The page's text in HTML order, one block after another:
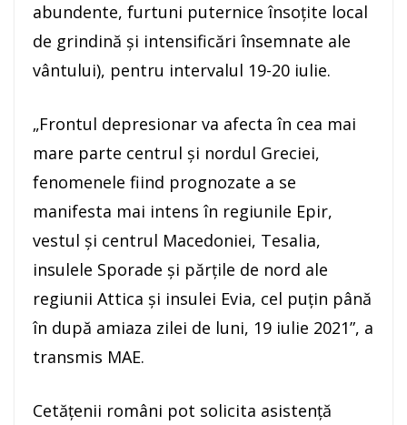
abundente, furtuni puternice însoţite local
de grindină şi intensificări însemnate ale
vântului), pentru intervalul 19-20 iulie.
„Frontul depresionar va afecta în cea mai
mare parte centrul şi nordul Greciei,
fenomenele fiind prognozate a se
manifesta mai intens în regiunile Epir,
vestul şi centrul Macedoniei, Tesalia,
insulele Sporade şi părţile de nord ale
regiunii Attica şi insulei Evia, cel puţin până
în după amiaza zilei de luni, 19 iulie 2021”, a
transmis MAE.
Cetăţenii români pot solicita asistenţă